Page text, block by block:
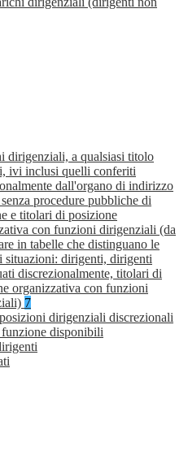
dirigenziali, a qualsiasi titolo
ivi inclusi quelli conferiti
dall'organo di indirizzo
procedure pubbliche di
e titolari di posizione
con funzioni dirigenziali (da
in tabelle che distinguano le
situazioni: dirigenti, dirigenti
discrezionalmente, titolari di
organizzativa con funzioni
7
dirigenziali discrezionali
disponibili